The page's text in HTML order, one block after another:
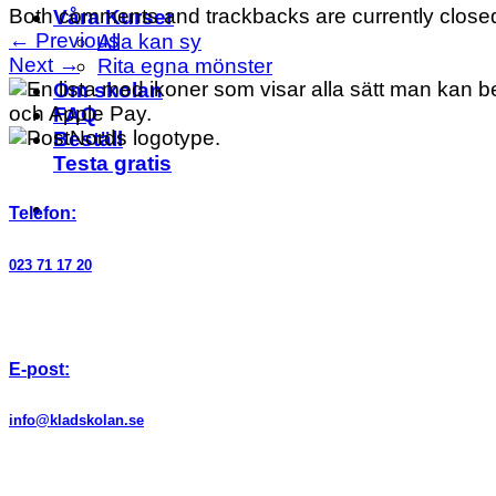
Våra Kurser
Alla kan sy
Rita egna mönster
Om skolan
FAQ
Beställ
Testa gratis
Both comments and trackbacks are currently
← Previous
Next →
Telefon:
023 71 17 20
E-post:
info@kladskolan.se